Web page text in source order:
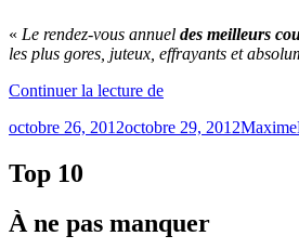
« Le rendez-vous annuel des meilleurs
les plus gores, juteux, effrayants et
Continuer la lecture de« SPASM
:
plus
Publié
octobre 26, 2012octobre 29, 2012Maxime
Top 10
À ne pas manquer